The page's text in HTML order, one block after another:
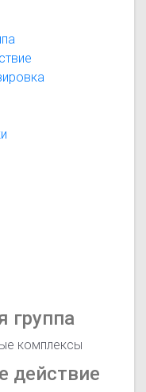
группа
комплексы
действие